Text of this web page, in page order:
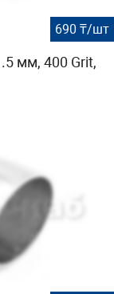
690 ₸/шт
мм, 400 Grit,